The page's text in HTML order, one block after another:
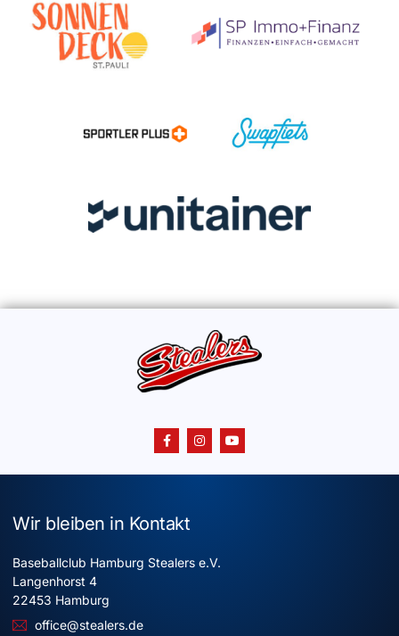
Wir bleiben in Kontakt
Baseballclub Hamburg Stealers e.V.
Langenhorst 4
22453 Hamburg
office@stealers.de